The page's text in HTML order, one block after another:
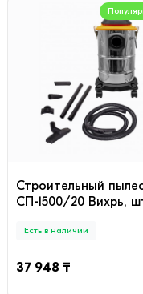
Строительный
СП-1500/20 Вихрь,
Есть в наличии
37 948 ₸